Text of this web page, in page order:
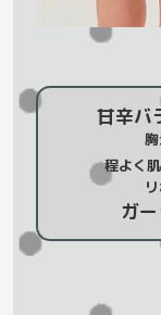
甘辛バ
程よく
ガ